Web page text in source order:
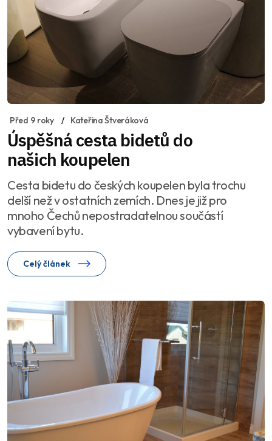
Před 9 roky Kateřina Štveráková
Úspěšná cesta bidetů do
našich koupelen
Cesta bidetu do českých koupelen byla trochu
delší než v ostatních zemích. Dnes je již pro
mnoho Čechů nepostradatelnou součástí
vybavení bytu.
Celý článek